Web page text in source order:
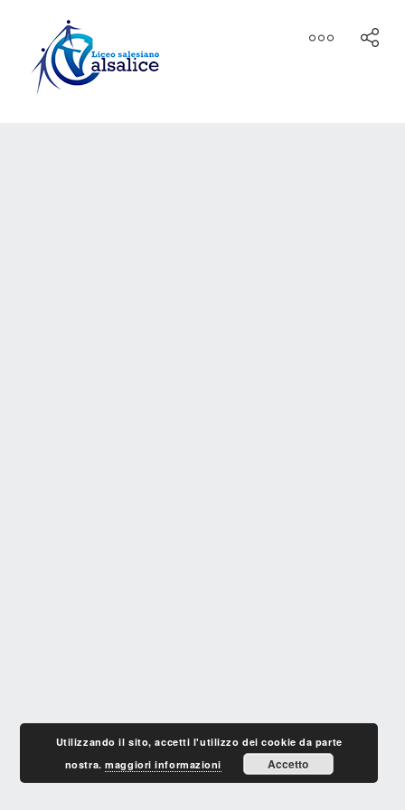
Utilizzando il sito, accetti l'utilizzo dei cookie da parte
nostra.maggiori informazioni Accetto